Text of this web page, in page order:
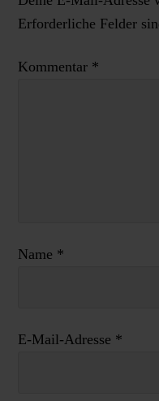
Erforderliche Felder
Kommentar *
Name *
E-Mail-Adresse *